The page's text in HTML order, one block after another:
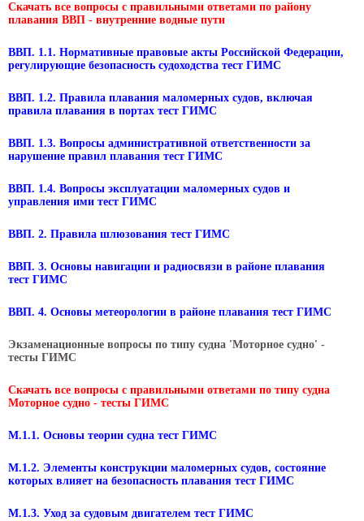
Скачать все вопросы с правильными ответами по району
плавания ВВП - внутренние водные пути
ВВП. 1.1. Нормативные правовые акты Российской Федерации,
регулирующие безопасность судоходства тест ГИМС
ВВП. 1.2. Правила плавания маломерных судов, включая
правила плавания в портах тест ГИМС
ВВП. 1.3. Вопросы административной ответственности за
нарушение правил плавания тест ГИМС
ВВП. 1.4. Вопросы эксплуатации маломерных судов и
управления ими тест ГИМС
ВВП. 2. Правила шлюзования тест ГИМС
ВВП. 3. Основы навигации и радиосвязи в районе плавания
тест ГИМС
ВВП. 4. Основы метеорологии в районе плавания тест ГИМС
Экзаменационные вопросы по типу судна 'Моторное судно' -
тесты ГИМС
Скачать все вопросы с правильными ответами по типу судна
Моторное судно - тесты ГИМС
М.1.1. Основы теории судна тест ГИМС
М.1.2. Элементы конструкции маломерных судов, состояние
которых влияет на безопасность плавания тест ГИМС
М.1.3. Уход за судовым двигателем тест ГИМС